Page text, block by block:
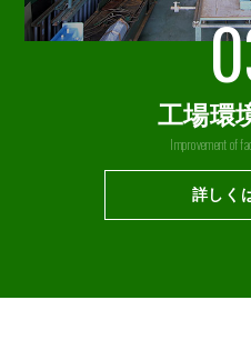
工場環
Improvement of
詳しく